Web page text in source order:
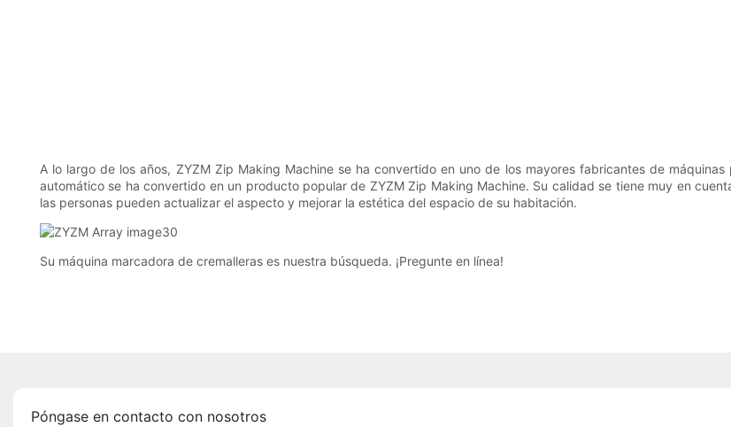
A lo largo de los años, ZYZM Zip Making Machine se ha convertido en uno de los mayores fabricantes de
automático se ha convertido en un producto popular de ZYZM Zip Making Machine. Su calidad se tiene muy en
las personas pueden actualizar el aspecto y mejorar la estética del espacio de su habitación.
Su máquina marcadora de cremalleras es nuestra búsqueda. ¡Pregunte en línea!
Póngase en contacto con nosotros